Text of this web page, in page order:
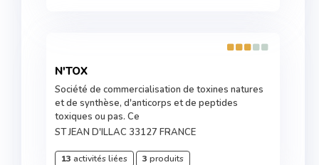
N'TOX
Société de commercialisation de toxines natures
et de synthèse, d'anticorps et de peptides
toxiques ou pas. Ce
ST JEAN D'ILLAC 33127 FRANCE
13 activités liées 3 produits